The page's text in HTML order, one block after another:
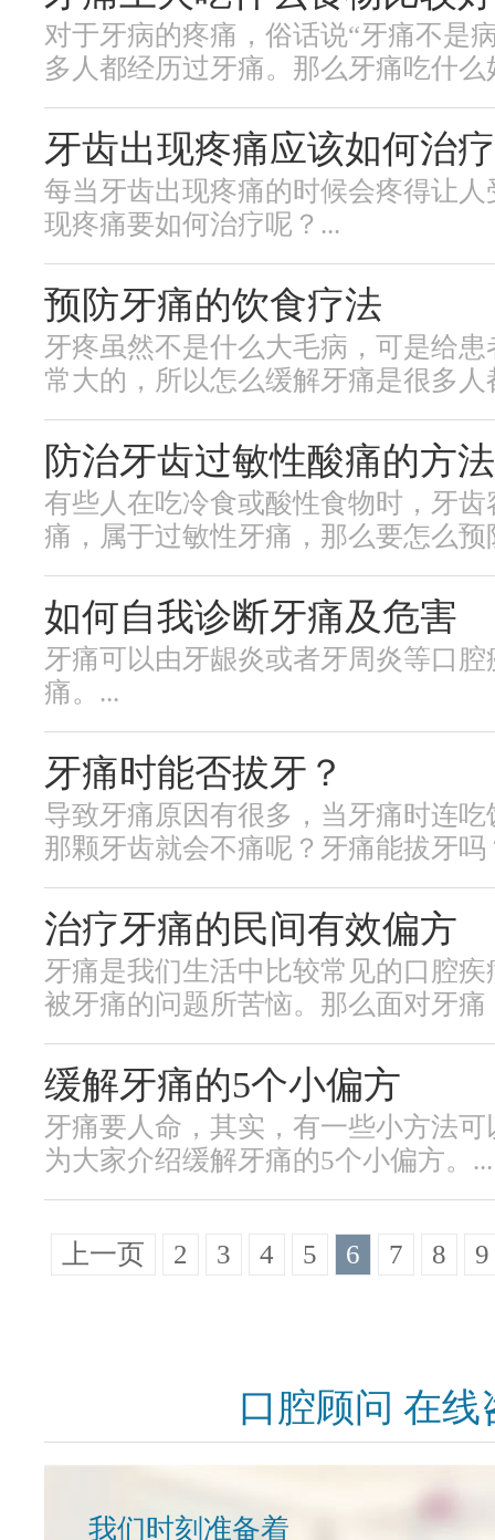
对于牙病的疼痛，俗话说“牙痛不是
多人都经历过牙痛。那么牙痛吃什么
牙齿出现疼痛应该如何治疗
每当牙齿出现疼痛的时候会疼得让
现疼痛要如何治疗呢？...
预防牙痛的饮食疗法
牙疼虽然不是什么大毛病，可是给
常大的，所以怎么缓解牙痛是很多人
防治牙齿过敏性酸痛的方法
有些人在吃冷食或酸性食物时，牙
痛，属于过敏性牙痛，那么要怎么预
如何自我诊断牙痛及危害
牙痛可以由牙龈炎或者牙周炎等口
痛。...
牙痛时能否拔牙？
导致牙痛原因有很多，当牙痛时连
那颗牙齿就会不痛呢？牙痛能拔牙吗
治疗牙痛的民间有效偏方
牙痛是我们生活中比较常见的口腔
被牙痛的问题所苦恼。那么面对牙痛
缓解牙痛的5个小偏方
牙痛要人命，其实，有一些小方法
为大家介绍缓解牙痛的5个小偏方。...
上一页 2 3 4 5 6 7 8 9
口腔顾问 在线
我们时刻准备着